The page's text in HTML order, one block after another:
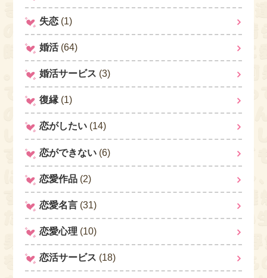
失恋 (1)
婚活(64)
婚活サービス (3)
復縁 (1)
恋がしたい (14)
恋ができない (6)
恋愛作品 (2)
恋愛名言 (31)
恋愛心理 (10)
恋活サービス (18)